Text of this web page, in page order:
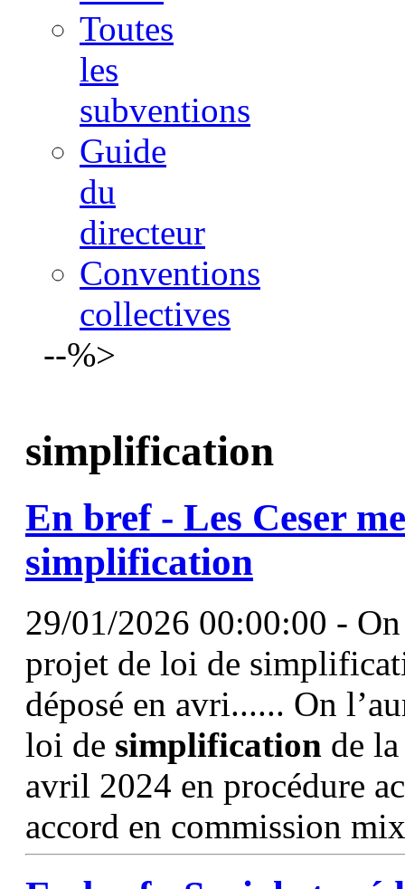
Toutes
les
subventions
Guide
du
directeur
Conventions
collectives
--%>
simplification
En bref - Les Ceser
simplification
29/01/2026 00:00:00 -
projet de loi de
déposé en avri...... On
loi de simplification de
avril 2024 en procédure
accord en commission